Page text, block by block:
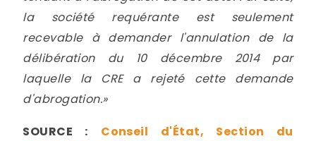
la société requérante est seulement
recevable à demander l'annulation de la
délibération du 10 décembre 2014 par
laquelle la CRE a rejeté cette demande
d'abrogation.»
SOURCE :
Conseil d'État, Section du